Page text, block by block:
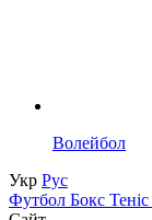
Волейбол
Укр Рус
Футбол Бокс Теніс